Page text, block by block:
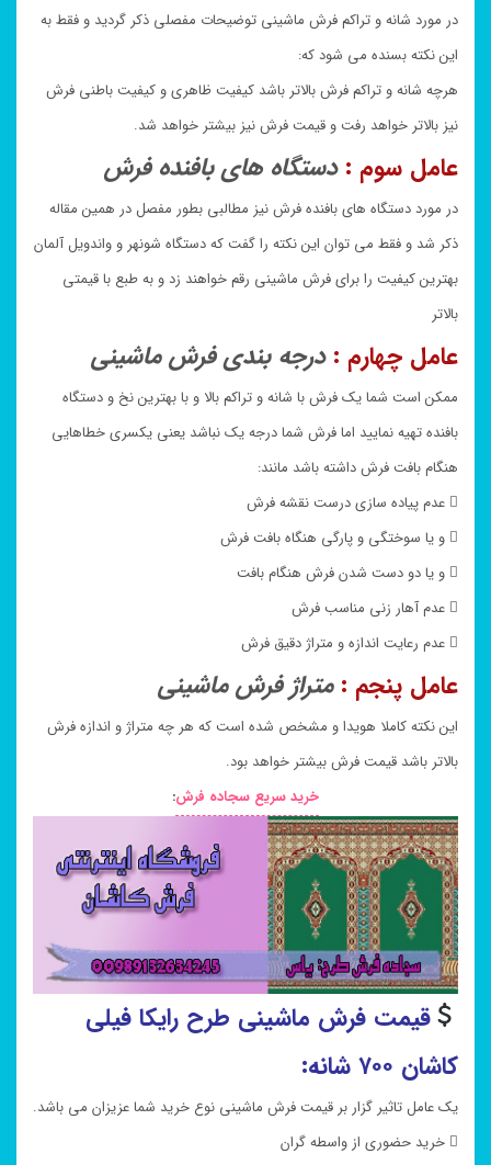
در مورد شانه و تراکم فرش ماشینی توضیحات مفصلی ذکر گردید و فقط به
این نکته بسنده می شود که:
هرچه شانه و تراکم فرش بالاتر باشد کیفیت ظاهری و کیفیت باطنی فرش
نیز بالاتر خواهد رفت و قیمت فرش نیز بیشتر خواهد شد.
عامل سوم : دستگاه های بافنده فرش
در مورد دستگاه های بافنده فرش نیز مطالبی بطور مفصل در همین مقاله
ذکر شد و فقط می توان این نکته را گفت که دستگاه شونهر و واندویل آلمان
بهترین کیفیت را برای فرش ماشینی رقم خواهند زد و به طبع با قیمتی
بالاتر
عامل چهارم : درجه بندی فرش ماشینی
ممکن است شما یک فرش با شانه و تراکم بالا و با بهترین نخ و دستگاه
بافنده تهیه نمایید اما فرش شما درجه یک نباشد یعنی یکسری خطاهایی
هنگام بافت فرش داشته باشد مانند:
 عدم پیاده سازی درست نقشه فرش
 و یا سوختگی و پارگی هنگاه بافت فرش
 و یا دو دست شدن فرش هنگام بافت
 عدم آهار زنی مناسب فرش
 عدم رعایت اندازه و متراژ دقیق فرش
عامل پنجم : متراژ فرش ماشینی
این نکته کاملا هویدا و مشخص شده است که هر چه متراژ و اندازه فرش
بالاتر باشد قیمت فرش بیشتر خواهد بود.
خرید سریع سجاده فرش:
قیمت فرش ماشینی طرح رایکا فیلی
کاشان ۷۰۰ شانه:
یک عامل تاثیر گزار بر قیمت فرش ماشینی نوع خرید شما عزیزان می باشد.
 خرید حضوری از واسطه گران